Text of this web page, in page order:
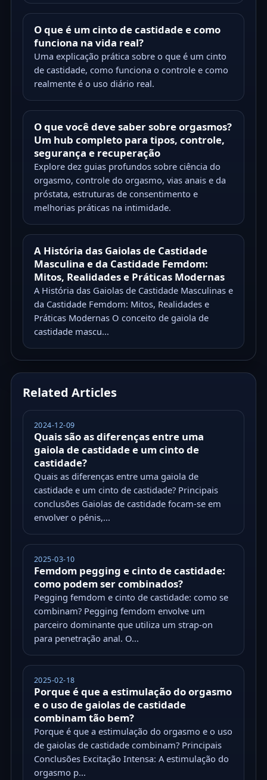
O que é um cinto de castidade e como
funciona na vida real?
Uma explicação prática sobre o que é um cinto
de castidade, como funciona o controle e como
realmente é o uso diário real.
O que você deve saber sobre orgasmos?
Um hub completo para tipos, controle,
segurança e recuperação
Explore dez guias profundos sobre ciência do
orgasmo, controle do orgasmo, vias anais e da
próstata, estruturas de consentimento e
melhorias práticas na intimidade.
A História das Gaiolas de Castidade
Masculina e da Castidade Femdom:
Mitos, Realidades e Práticas Modernas
A História das Gaiolas de Castidade Masculinas e
da Castidade Femdom: Mitos, Realidades e
Práticas Modernas O conceito de gaiola de
castidade mascu...
Related Articles
2024-12-09
Quais são as diferenças entre uma
gaiola de castidade e um cinto de
castidade?
Quais as diferenças entre uma gaiola de
castidade e um cinto de castidade? Principais
conclusões Gaiolas de castidade focam-se em
envolver o pénis,...
2025-03-10
Femdom pegging e cinto de castidade:
como podem ser combinados?
Pegging femdom e cinto de castidade: como se
combinam? Pegging femdom envolve um
parceiro dominante que utiliza um strap-on
para penetração anal. O...
2025-02-18
Porque é que a estimulação do orgasmo
e o uso de gaiolas de castidade
combinam tão bem?
Porque é que a estimulação do orgasmo e o uso
de gaiolas de castidade combinam? Principais
Conclusões Excitação Intensa: A estimulação do
orgasmo p...